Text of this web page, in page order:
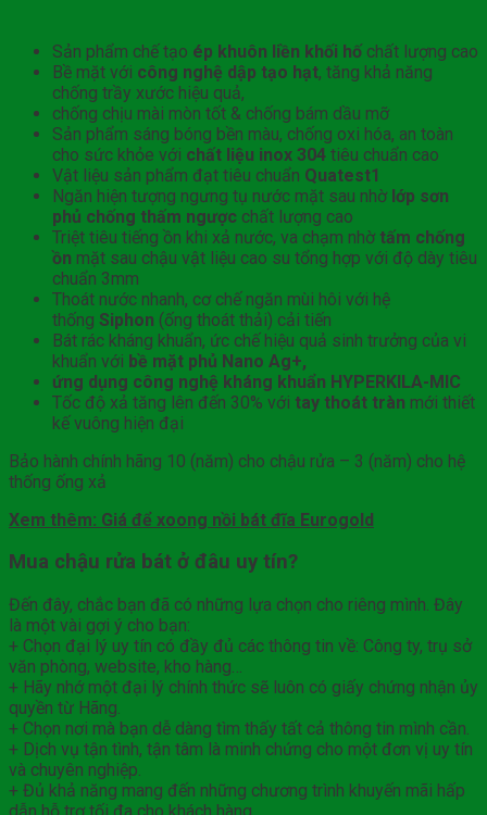
Sản phẩm chế tạo ép khuôn liền khối hốchất lượng cao
Bề mặt với công nghệ dập tạo hạt, tăng khả năng
chống trầy xước hiệu quả,
chống chịu mài mòn tốt & chống bám dầu mỡ
Sản phẩm sáng bóng bền màu, chống oxi hóa, an toàn
cho sức khỏe với chất liệu inox 304 tiêu chuẩn cao
Vật liệu sản phẩm đạt tiêu chuẩn Quatest1
Ngăn hiện tượng ngưng tụ nước mặt sau nhờlớp sơn
phủ chống thấm ngược chất lượng cao
Triệt tiêu tiếng ồn khi xả nước, va chạm nhờ tấm chống
ồn mặt sau chậu vật liệu cao su tổng hợp với độ dày tiêu
chuẩn 3mm
Thoát nước nhanh, cơ chế ngăn mùi hôi với hệ
thống Siphon (ống thoát thải) cải tiến
Bát rác kháng khuẩn, ức chế hiệu quả sinh trưởng của vi
khuẩn với bề mặt phủ Nano Ag+,
ứng dụng công nghệ kháng khuẩn HYPERKILA-MIC
Tốc độ xả tăng lên đến 30% với tay thoát tràn mới thiết
kế vuông hiện đại
Bảo hành chính hãng 10 (năm) cho chậu rửa – 3 (năm) cho hệ
thống ống xả
Xem thêm: Giá để xoong nồi bát đĩa Eurogold
Mua chậu rửa bát ở đâu uy tín?
Đến đây, chắc bạn đã có những lựa chọn cho riêng mình. Đây
là một vài gợi ý cho bạn:
+ Chọn đại lý uy tín có đầy đủ các thông tin về: Công ty, trụ sở
văn phòng, website, kho hàng…
+ Hãy nhớ một đại lý chính thức sẽ luôn có giấy chứng nhận ủy
quyền từ Hãng.
+ Chọn nơi mà bạn dễ dàng tìm thấy tất cả thông tin mình cần.
+ Dịch vụ tận tình, tận tâm là minh chứng cho một đơn vị uy tín
và chuyên nghiệp.
+ Đủ khả năng mang đến những chương trình khuyến mãi hấp